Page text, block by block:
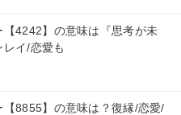
【4242】の意味は『思考が未
イ/恋愛も
【8855】の意味は？復縁/恋愛/